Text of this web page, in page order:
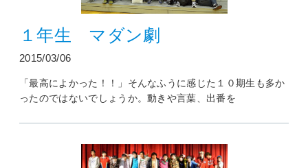
１年生 マダン劇
2015/03/06
「最高によかった！！」そんなふうに感じた１０期生も多か
ったのではないでしょうか。動きや言葉、出番を